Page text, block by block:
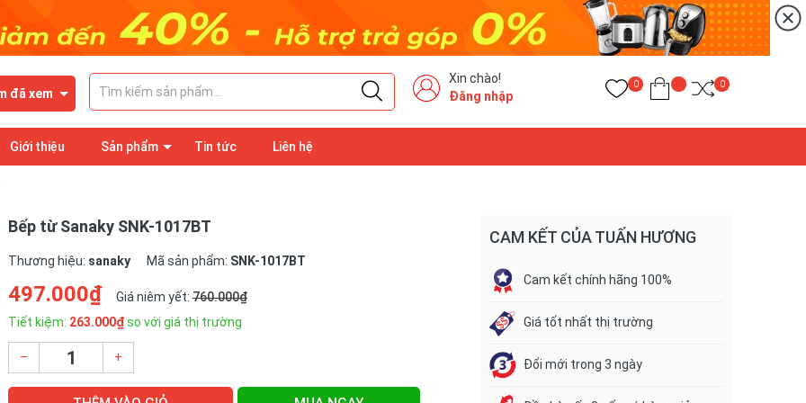
đã xem
Xin chào!
Đăng nhập
0 0
Giới thiệu Sản phẩm Tin tức Liên hệ
Bếp từ Sanaky SNK-1017BT
Thương hiệu: sanaky Mã sản phẩm: SNK-1017BT
497.000₫ Giá niêm yết: 760.000₫
Tiết kiệm: 263.000₫so với giá thị trường
– +
CAM KẾT CỦA TUẤN HƯƠNG
Cam kết chính hãng 100%
Giá tốt nhất thị trường
Đổi mới trong 3 ngày